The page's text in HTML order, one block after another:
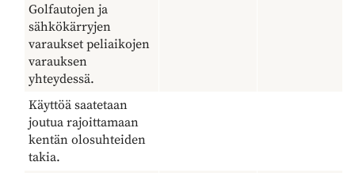
Golfautojen ja
sähkökärryjen
varaukset peliaikojen
varauksen
yhteydessä.
Käyttöä saatetaan
joutua rajoittamaan
kentän olosuhteiden
takia.